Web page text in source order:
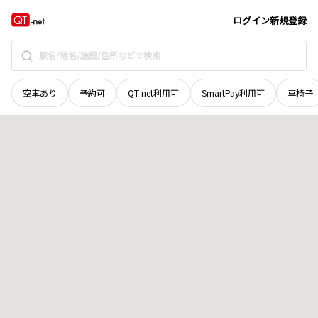
ログイン新規登録
空車あり 予約可 QT-net利用可 SmartPay利用可 車椅子
京都府